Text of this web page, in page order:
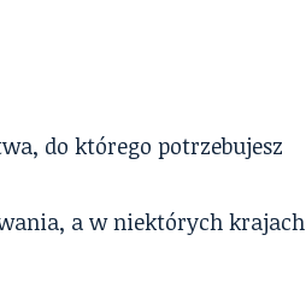
do którego potrzebujesz
a w niektórych krajach